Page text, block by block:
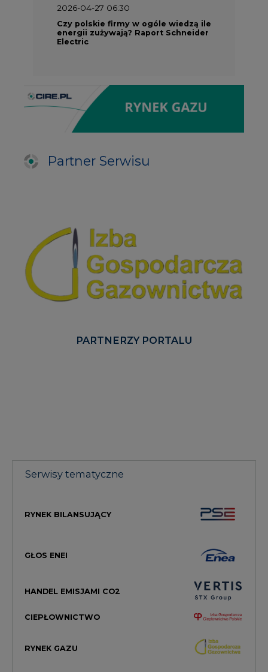
2026-04-27 06:30
Czy polskie firmy w ogóle wiedzą ile
energii zużywają? Raport Schneider
Electric
Partner Serwisu
PARTNERZY PORTALU
Serwisy tematyczne
RYNEK BILANSUJĄCY
GŁOS ENEI
HANDEL EMISJAMI CO2
CIEPŁOWNICTWO
RYNEK GAZU